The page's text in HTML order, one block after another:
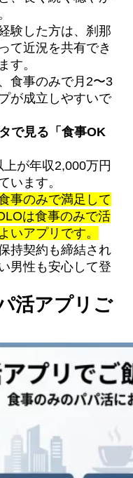
験した方は、刹那
て近況を共有でき
す。
食事のみで月2〜3
が成立しやすいで
で見る「食事OK
が年収2,000万円
います。
事のみで満足して
は食事のみで活
いアプリです。
持契約も締結され
男性も安心して登
活アプリご